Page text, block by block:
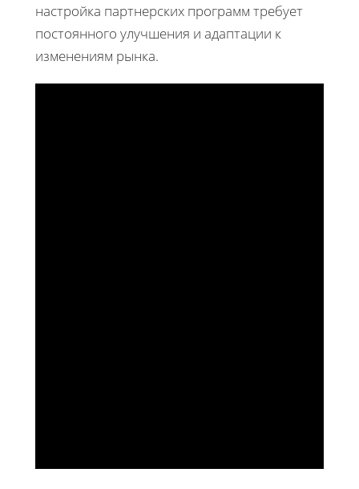
настройка партнерских программ требует
постоянного улучшения и адаптации к
изменениям рынка.